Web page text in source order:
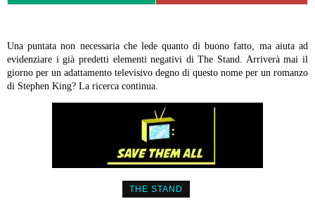
Una puntata non necessaria che lede quanto di buono fatto, ma aiuta ad
evidenziare i già predetti elementi negativi di The Stand. Arriverà mai il
giorno per un adattamento televisivo degno di questo nome per un romanzo
di Stephen King? La ricerca continua.
THE STAND